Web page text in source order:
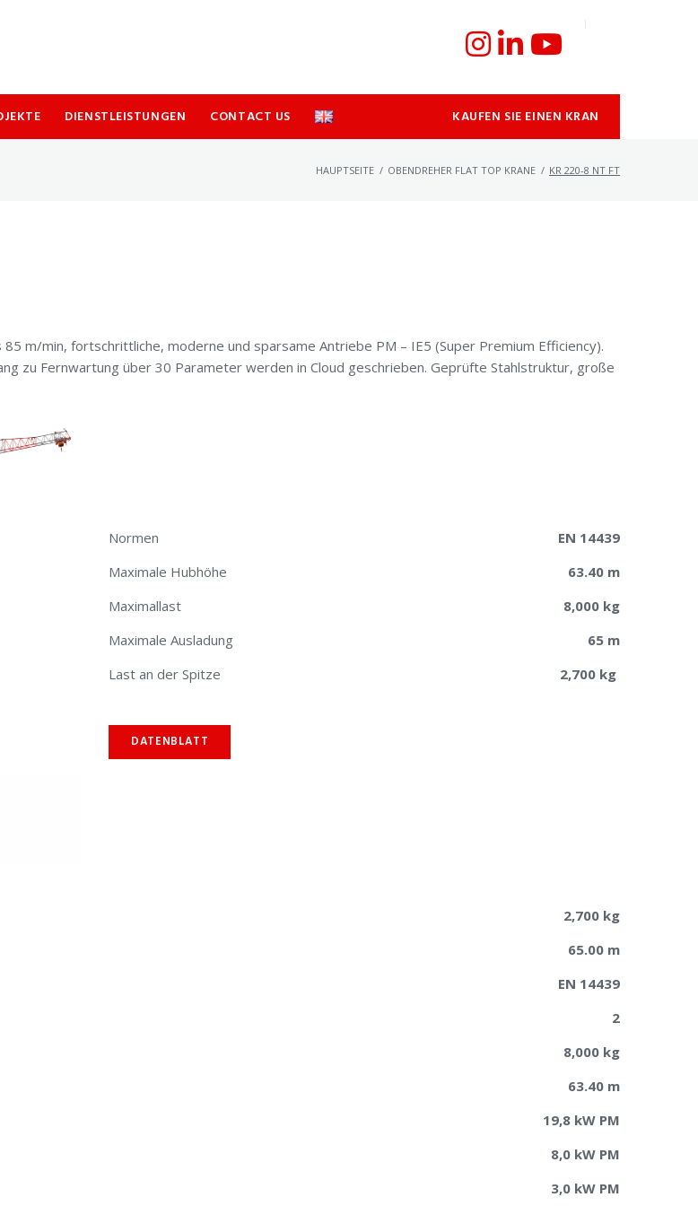
DIENSTLEISTUNGEN CONTACT US KAUFEN SIE EINEN KRAN
HAUPTSEITE / OBENDREHER FLAT TOP KRANE / KR 220-8 NT FT
m/min, fortschrittliche, moderne und sparsame Antriebe PM – IE5 (Super Premium Efficiency).
zu Fernwartung über 30 Parameter werden in Cloud geschrieben. Geprüfte Stahlstruktur, große
Normen
Maximale Hubhöhe
​Maximallast​
Maximale Ausladung
Last an der Spitze
EN 14439
63.40 m
8,000 kg
65 m
2,700 kg
DATENBLATT
2,700 kg
65.00 m
EN 14439
2
8,000 kg
63.40 m
19,8 kW PM
8,0 kW PM
3,0 kW PM